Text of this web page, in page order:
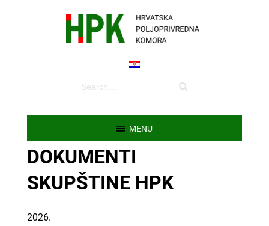
MENU
DOKUMENTI
SKUPŠTINE HPK
2026.